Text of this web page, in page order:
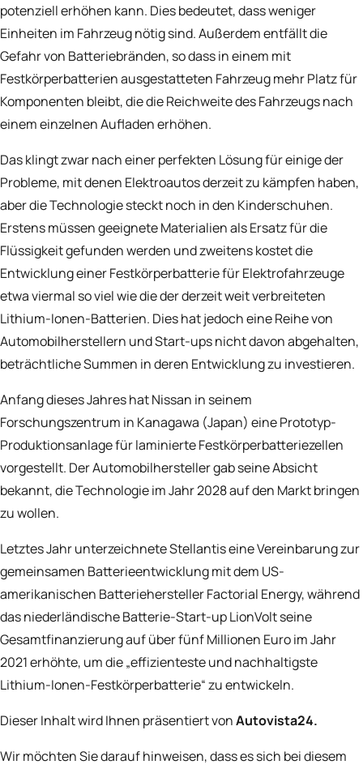
potenziell erhöhen kann. Dies bedeutet, dass weniger
Einheiten im Fahrzeug nötig sind. Außerdem entfällt die
Gefahr von Batteriebränden, so dass in einem mit
Festkörperbatterien ausgestatteten Fahrzeug mehr Platz für
Komponenten bleibt, die die Reichweite des Fahrzeugs nach
einem einzelnen Aufladen erhöhen.
Das klingt zwar nach einer perfekten Lösung für einige der
Probleme, mit denen Elektroautos derzeit zu kämpfen haben,
aber die Technologie steckt noch in den Kinderschuhen.
Erstens müssen geeignete Materialien als Ersatz für die
Flüssigkeit gefunden werden und zweitens kostet die
Entwicklung einer Festkörperbatterie für Elektrofahrzeuge
etwa viermal so viel wie die der derzeit weit verbreiteten
Lithium-Ionen-Batterien. Dies hat jedoch eine Reihe von
Automobilherstellern und Start-ups nicht davon abgehalten,
beträchtliche Summen in deren Entwicklung zu investieren.
Anfang dieses Jahres hatNissan in seinem
Forschungszentrum in Kanagawa (Japan) eine Prototyp-
Produktionsanlage für laminierte Festkörperbatteriezellen
vorgestellt. Der Automobilhersteller gab seine Absicht
bekannt, die Technologie im Jahr 2028 auf den Markt bringen
zu wollen.
Letztes Jahr unterzeichnete Stellantiseine Vereinbarungzur
gemeinsamen Batterieentwicklung mit dem US-
amerikanischen Batteriehersteller Factorial Energy, während
das niederländische Batterie-Start-up LionVolt seine
Gesamtfinanzierung auf über fünf Millionen Euro im Jahr
2021 erhöhte, um die „effizienteste und nachhaltigste
Lithium-Ionen-Festkörperbatterie“ zu entwickeln.
Dieser Inhalt wird Ihnen präsentiert vonAutovista24.
Wir möchten Sie darauf hinweisen, dass es sich bei diesem